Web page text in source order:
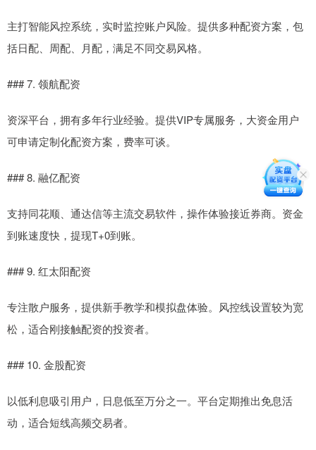
主打智能风控系统，实时监控账户风险。提供多种配资方案，包
括日配、周配、月配，满足不同交易风格。
### 7. 领航配资
资深平台，拥有多年行业经验。提供VIP专属服务，大资金用户
可申请定制化配资方案，费率可谈。
### 8. 融亿配资
支持同花顺、通达信等主流交易软件，操作体验接近券商。资金
到账速度快，提现T+0到账。
### 9. 红太阳配资
专注散户服务，提供新手教学和模拟盘体验。风控线设置较为宽
松，适合刚接触配资的投资者。
### 10. 金股配资
以低利息吸引用户，日息低至万分之一。平台定期推出免息活
动，适合短线高频交易者。